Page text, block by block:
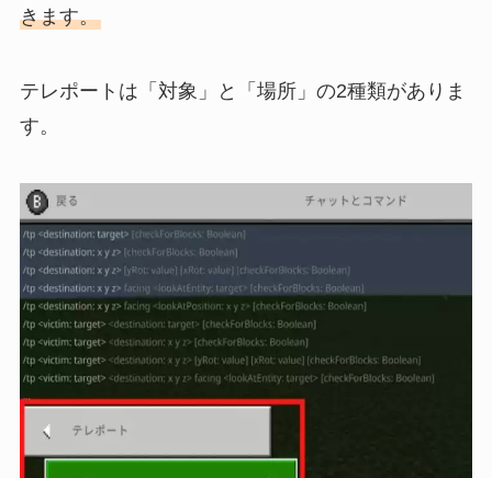
きます。
テレポートは「対象」と「場所」の2種類がありま
す。